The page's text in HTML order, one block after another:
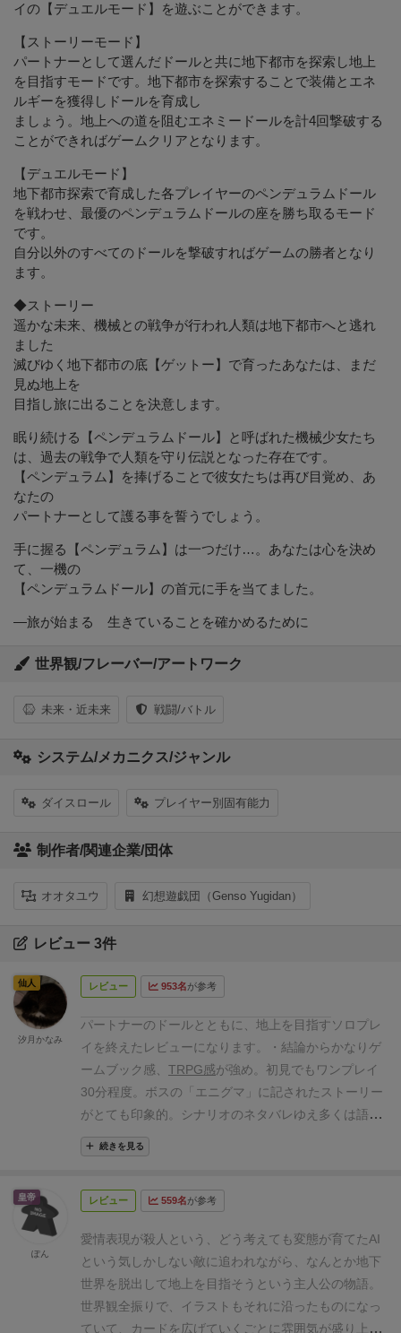
イの【デュエルモード】を遊ぶことができます。
【ストーリーモード】
パートナーとして選んだドールと共に地下都市を探索し地上
を目指すモードです。地下都市を探索することで装備とエネ
ルギーを獲得しドールを育成し
ましょう。地上への道を阻むエネミードールを計4回撃破する
ことができればゲームクリアとなります。
【デュエルモード】
地下都市探索で育成した各プレイヤーのペンデュラムドール
を戦わせ、最優のペンデュラムドールの座を勝ち取るモード
です。
自分以外のすべてのドールを撃破すればゲームの勝者となり
ます。
◆ストーリー
遥かな未来、機械との戦争が行われ人類は地下都市へと逃れ
ました
滅びゆく地下都市の底【ゲットー】で育ったあなたは、まだ
見ぬ地上を
目指し旅に出ることを決意します。
眠り続ける【ペンデュラムドール】と呼ばれた機械少女たち
は、過去の戦争で人類を守り伝説となった存在です。
【ペンデュラム】を捧げることで彼女たちは再び目覚め、あ
なたの
パートナーとして護る事を誓うでしょう。
手に握る【ペンデュラム】は一つだけ…。あなたは心を決め
て、一機の
【ペンデュラムドール】の首元に手を当てました。
―旅が始まる 生きていることを確かめるために
世界観/フレーバー/アートワーク
未来・近未来 戦闘/バトル
システム/メカニクス/ジャンル
ダイスロール プレイヤー別固有能力
制作者/関連企業/団体
オオタユウ 幻想遊戯団（Genso Yugidan）
レビュー 3件
レビュー 953名が参考
パートナーのドールとともに、地上を目指すソロプレ
イを終えたレビューになります。
・結論からかなりゲ
ームブック感、 TRPG感が強め。初見でもワンプレイ
30分程度。 ボスの「エニグマ」に記されたストーリー
がとても印象的。シナリオのネタバレゆえ多くは語ら
ないが、これだけは言わせてほしい。
いいよね。こっちのアタック4であちらが8という初期
索要素は軽めで、ほとんどボス戦、戦闘部分に全振り
とかイカサマ重視でエネルギーかき集めるとか、キャ
ラビルドが仕上がってくのは面白い。 ・良かった点 イ
ラストの親和性 イラストと世界観がよくあっている。
エニグマに記された「ストーリー」狂愛にして純愛。
続きを見る
仙人
汐月かなみ
レビュー 559名が参考
愛情表現が殺人という、どう考えても変態が育てたAI
という気しかしない敵に追われながら、なんとか地下
世界を脱出して地上を目指そうという主人公の物語。
世界観全振りで、イラストもそれに沿ったものになっ
ていて、カードを広げていくごとに雰囲気が盛り上が
皇帝
ぽん